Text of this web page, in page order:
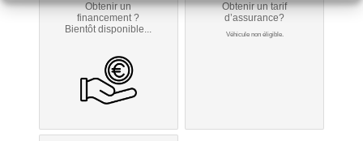
Obtenir un
financement ?
Bientôt disponible...
Obtenir un tarif
d’assurance?
Véhicule non éligible.